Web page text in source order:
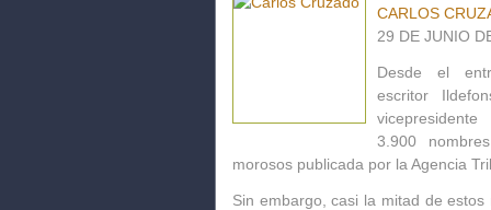
CARLOS
29 DE JUNIO
Desde el
escritor
3.900
morosos publicada por la Agencia
Sin embargo, casi la mitad de